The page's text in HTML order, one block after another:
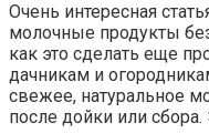
Очень интересная
молочные продукты
как это сделать еще
дачникам и
свежее, натуральное
после дойки или сбора.